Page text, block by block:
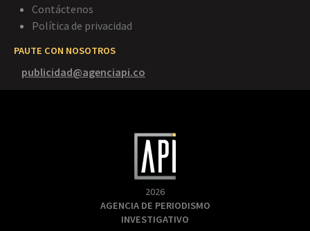
Contáctenos
Política de privacidad
PAUTE CON NOSOTROS
publicidad@agenciapi.co
2026
AGENCIA DE PERIODISMO
INVESTIGATIVO